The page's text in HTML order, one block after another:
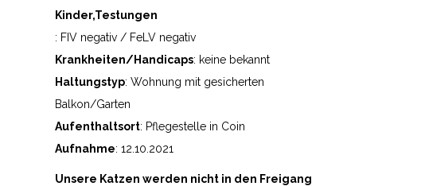
Kinder,Testungen
: FIV negativ / FeLV negativ
Krankheiten/Handicaps: keine bekannt
Haltungstyp: Wohnung mit gesicherten
Balkon/Garten
Aufenthaltsort: Pflegestelle in Coin
Aufnahme: 12.10.2021
Unsere Katzen werden nicht in den Freigang